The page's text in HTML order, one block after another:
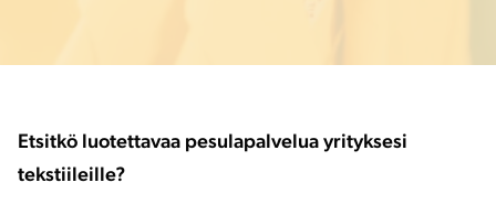
Etsitkö luotettavaa pesulapalvelua yrityksesi
tekstiileille?